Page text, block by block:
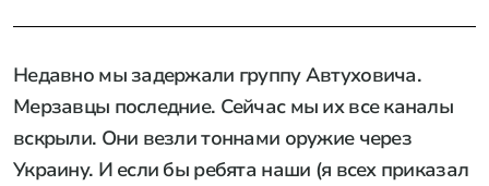
Недавно мы задержали группу Автуховича.
Мерзавцы последние. Сейчас мы их все каналы
вскрыли. Они везли тоннами оружие через
Украину. И если бы ребята наши (я всех приказал